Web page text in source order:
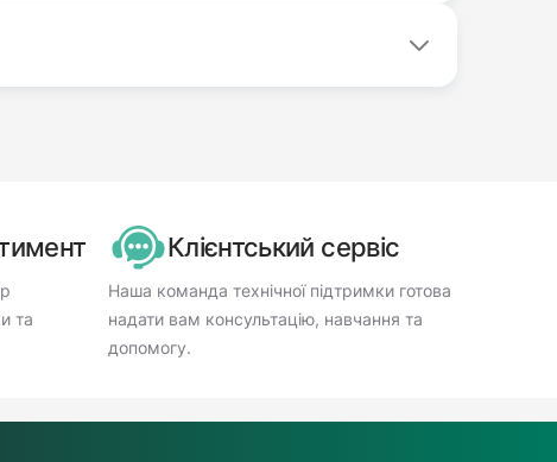
та
Клієнтський сервіс
Наша команда технічної підтримки готова
надати вам консультацію, навчання та
допомогу.